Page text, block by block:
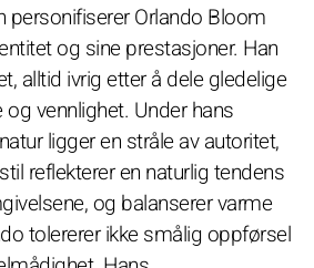
personifiserer Orlando Bloom
og sine prestasjoner. Han
alltid ivrig etter å dele gledelige
vennlighet. Under hans
ligger en stråle av autoritet,
reflekterer en naturlig tendens
og balanserer varme
tolererer ikke smålig oppførsel